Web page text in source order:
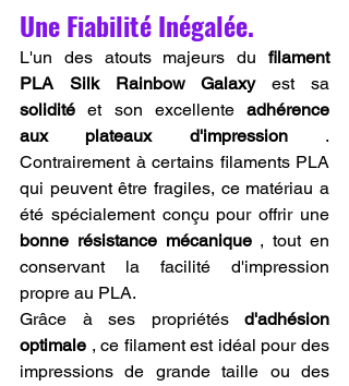
Une Fiabilité Inégalée.
L'un des atouts majeurs du filament
PLA Silk Rainbow Galaxy
solidité et son excellente adhérence
aux plateaux d'impression .
Contrairement à certains filaments PLA
qui peuvent être fragiles, ce matériau a
bonne résistance mécanique , tout en
conservant la facilité d'impression
propre au PLA.
Grâce à ses propriétés d'adhésion
optimale , ce filament est idéal pour des
impressions de grande taille ou des